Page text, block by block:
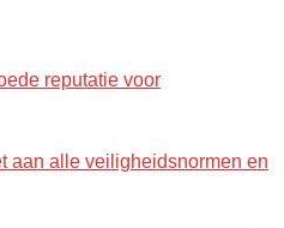
reputatie voor
aan alle veiligheidsnormen en